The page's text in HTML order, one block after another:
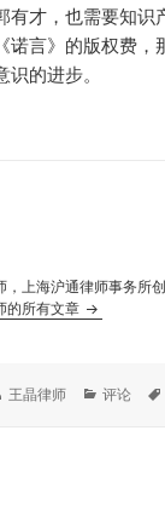
有才，也需要知识
诺言》的版权费，
的进步。
上海沪通律师事务所创
的所有文章
作
王晶律师
分
评论